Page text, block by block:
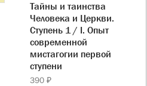
Тайны и таинства
Человека и Церкви.
Ступень 1 / I. Опыт
современной
мистагогии первой
ступени
390 ₽